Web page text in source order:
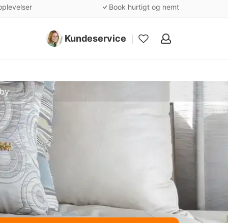
Book hurtigt og nemt
Kundeservice
Mine